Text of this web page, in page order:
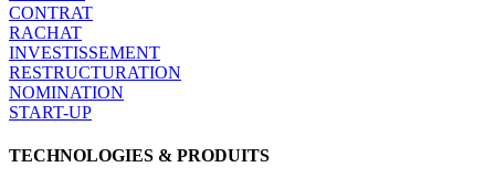
CONTRAT
RACHAT
INVESTISSEMENT
RESTRUCTURATION
NOMINATION
START-UP
TECHNOLOGIES & PRODUITS